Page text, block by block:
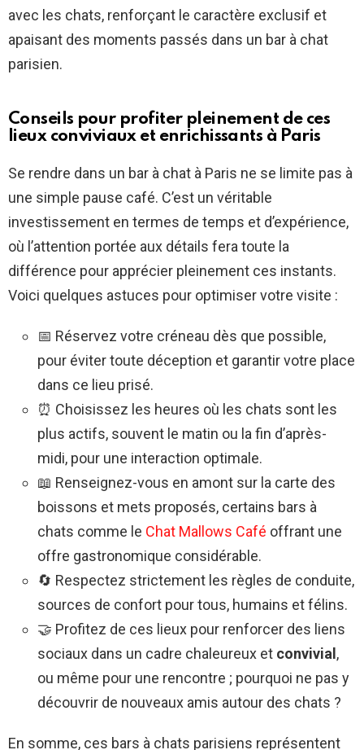
avec les chats, renforçant le caractère exclusif et
apaisant des moments passés dans un bar à chat
parisien.
Conseils pour profiter pleinement de ces
lieux conviviaux et enrichissants à Paris
Se rendre dans un bar à chat à Paris ne se limite pas à
une simple pause café. C’est un véritable
investissement en termes de temps et d’expérience,
où l’attention portée aux détails fera toute la
différence pour apprécier pleinement ces instants.
Voici quelques astuces pour optimiser votre visite :
📅 Réservez votre créneau dès que possible,
pour éviter toute déception et garantir votre place
dans ce lieu prisé.
⏰ Choisissez les heures où les chats sont les
plus actifs, souvent le matin ou la fin d’après-
midi, pour une interaction optimale.
📖 Renseignez-vous en amont sur la carte des
boissons et mets proposés, certains bars à
chats comme le Chat Mallows Café offrant une
offre gastronomique considérable.
🔄 Respectez strictement les règles de conduite,
sources de confort pour tous, humains et félins.
🤝 Profitez de ces lieux pour renforcer des liens
sociaux dans un cadre chaleureux et convivial ,
ou même pour une rencontre ; pourquoi ne pas y
découvrir de nouveaux amis autour des chats ?
En somme, ces bars à chats parisiens représentent